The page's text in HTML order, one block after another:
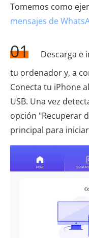
Tomemos como
mensajes de
01
Descarga e
tu ordenador y, a
Conecta tu iPhone
USB. Una vez
opción "Recuperar
principal para